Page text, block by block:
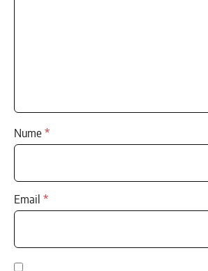
Nume*
Email *